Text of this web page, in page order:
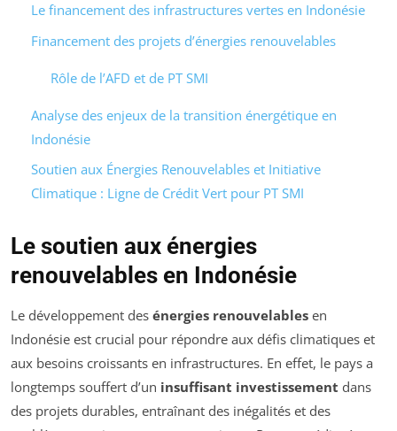
Le financement des infrastructures vertes en Indonésie
Financement des projets d’énergies renouvelables
Rôle de l’AFD et de PT SMI
Analyse des enjeux de la transition énergétique en
Indonésie
Soutien aux Énergies Renouvelables et Initiative
Climatique : Ligne de Crédit Vert pour PT SMI
Le soutien aux énergies
renouvelables en Indonésie
Le développement des énergies renouvelables en
Indonésie est crucial pour répondre aux défis climatiques et
aux besoins croissants en infrastructures. En effet, le pays a
longtemps souffert d’un insuffisant investissement dans
des projets durables, entraînant des inégalités et des